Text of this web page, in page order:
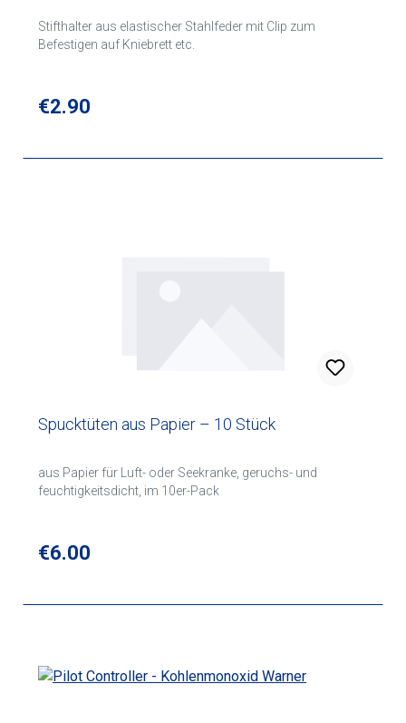
Stifthalter aus elastischer Stahlfeder mit Clip zum
Befestigen auf Kniebrett etc.
Regular price:
€2.90
Spucktüten aus Papier – 10 Stück
aus Papier für Luft- oder Seekranke, geruchs- und
feuchtigkeitsdicht, im 10er-Pack
Regular price:
€6.00